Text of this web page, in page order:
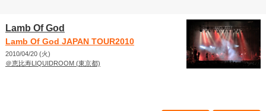
Lamb Of God
Lamb Of God JAPAN TOUR2010
2010/04/20 (火)
＠恵比寿LIQUIDROOM (東京都)